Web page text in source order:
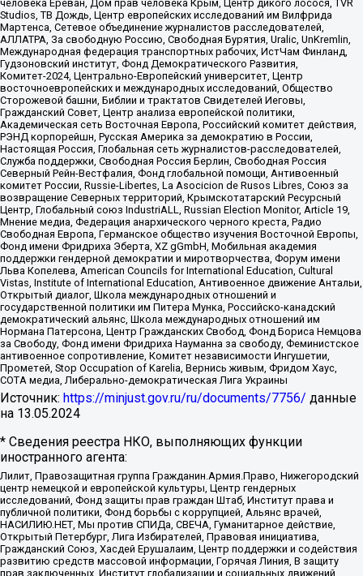
человека Ереван, Дом прав человека Крым, Центр дикого лосося, TVR
Studios, ТВ Дождь, Центр европейских исследований им Вилфрида
Мартенса, Сетевое объединение журналистов расследователей,
АЛЛАТРА, За свободную Россию, Свободная Бурятия, Uralic, UnKremlin,
Международная федерация транспортных рабочих, ИстЧам Финланд,
Гудзоновский институт, Фонд Демократического Развития,
Комитет-2024, Центрально-Европейский университет, Центр
восточноевропейских и международных исследований, Общество
Сторожевой башни, Библии и трактатов Свидетелей Иеговы,
Гражданский Совет, Центр анализа европейской политики,
Академическая сеть Восточная Европа, Российский комитет действия,
РЭНД корпорейшн, Русская Америка за демократию в России,
Настоящая Россия, Глобальная сеть журналистов-расследователей,
Служба поддержки, Свободная Россия Берлин, Свободная Россия
Северный Рейн-Вестфалия, Фонд глобальной помощи, Антивоенный
комитет России, Russie-Libertes, La Asocicion de Rusos Libres, Союз за
возвращение Северных территорий, Крымскотатарский Ресурсный
Центр, Глобальный союз IndustriALL, Russian Election Monitor, Article 19,
Мнение медиа, Федерация анархического черного креста, Радио
Свободная Европа, Германское общество изучения Восточной Европы,
Фонд имени Фридриха Эберта, XZ gGmbH, Мобильная академия
поддержки гендерной демократии и миротворчества, Форум имени
Льва Копелева, American Councils for International Education, Cultural
Vistas, Institute of International Education, Антивоенное движение Антальи,
Открытый диалог, Школа международных отношений и
государственной политики им Питера Мунка, Российско-канадский
демократический альянс, Школа международных отношений им
Нормана Патерсона, Центр Гражданских Свобод, Фонд Бориса Немцова
за Свободу, Фонд имени Фридриха Науманна за свободу, Феминистское
антивоенное сопротивление, Комитет независимости Ингушетии,
Прометей, Stop Occupation of Karelia, Вернись живым, Фридом Хаус,
СОТА медиа, Либерально-демократическая Лига Украины
Источник: https://minjust.gov.ru/ru/documents/7756/ данные
на 13.05.2024
* Сведения реестра НКО, выполняющих функции
иностранного агента:
Лилит, Правозащитная группа Гражданин.Армия.Право, Нижегородский
центр немецкой и европейской культуры, Центр гендерных
исследований, Фонд защиты прав граждан Штаб, Институт права и
публичной политики, Фонд борьбы с коррупцией, Альянс врачей,
НАСИЛИЮ.НЕТ, Мы против СПИДа, СВЕЧА, Гуманитарное действие,
Открытый Петербург, Лига Избирателей, Правовая инициатива,
Гражданский Союз, Хасдей Ерушалаим, Центр поддержки и содействия
развитию средств массовой информации, Горячая Линия, В защиту
прав заключенных, Институт глобализации и социальных движений,